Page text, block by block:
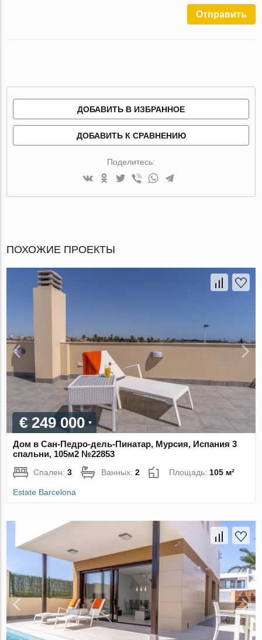
Отправить
ДОБАВИТЬ В ИЗБРАННОЕ
ДОБАВИТЬ К СРАВНЕНИЮ
Поделитесь:
ПОХОЖИЕ ПРОЕКТЫ
€ 249 000
Дом в Сан-Педро-дель-Пинатар, Мурсия, Испания 3
спальни, 105м2 №22853
Спален:3 Ванных:2 Площадь:105 м²
Estate Barcelona